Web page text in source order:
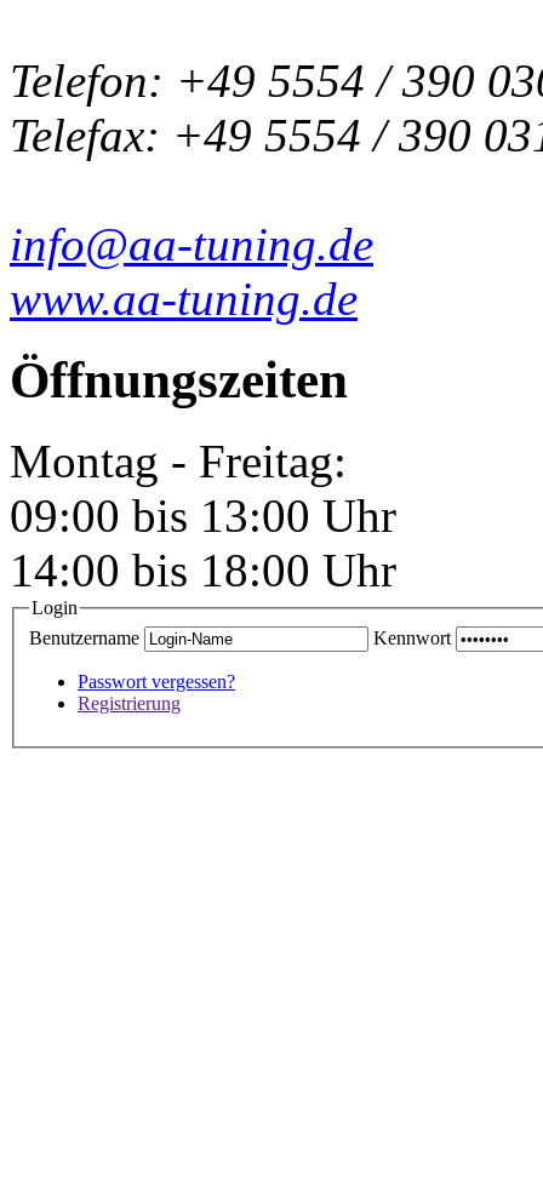
Telefon: +49 5554 / 390
Telefax: +49 5554 / 390
info@aa-tuning.de
www.aa-tuning.de
Öffnungszeiten
Montag - Freitag:
09:00 bis 13:00 Uhr
14:00 bis 18:00 Uhr
Login
Benutzername
Kennwort
Passwort vergessen?
Registrierung